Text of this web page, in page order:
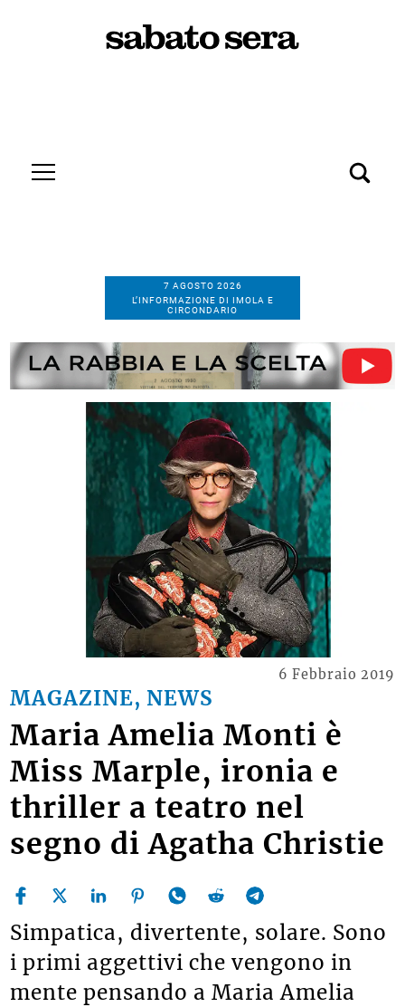
7 AGOSTO 2026
L’INFORMAZIONE DI IMOLA E
CIRCONDARIO
MAGAZINE, NEWS
6 Febbraio 2019
Maria Amelia Monti è
Miss Marple, ironia e
thriller a teatro nel
segno di Agatha Christie
Simpatica, divertente, solare. Sono
i primi aggettivi che vengono in
mente pensando a Maria Amelia